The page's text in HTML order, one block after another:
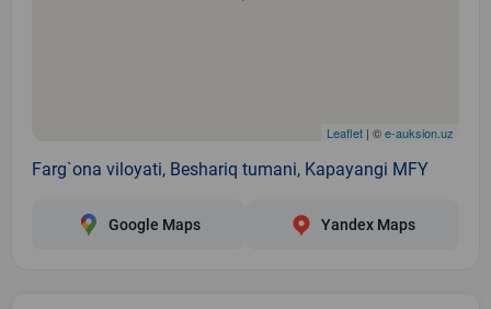
Leaflet | ©e-auksion.uz
Farg`ona viloyati, Beshariq tumani, Kapayangi MFY
Google Maps Yandex Maps